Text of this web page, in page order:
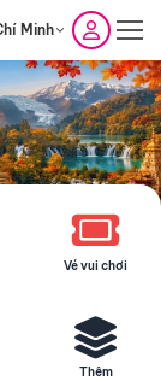
Minh
Vé vui chơi
Thêm